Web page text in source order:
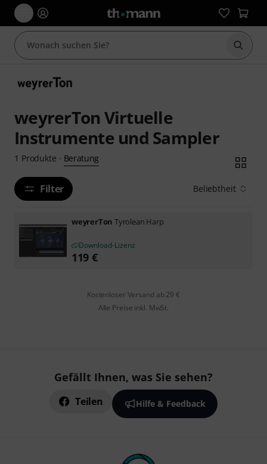
Suche
weyrerTon Virtuelle
Instrumente und Sampler
1 Produkte · Beratung
Filter Beliebtheit
weyrerTon Tyrolean Harp
Download-Lizenz
119 €
Kostenloser Versand ab 29 €
Alle Preise inkl. MwSt.
Gefällt Ihnen, was Sie sehen?
Teilen Hilfe & Feedback